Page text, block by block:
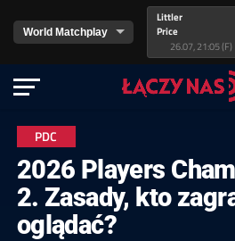
Littler
Price
26.07, 21:05 (F)
PDC
2026 Players
2. Zasady, kto
oglądać?